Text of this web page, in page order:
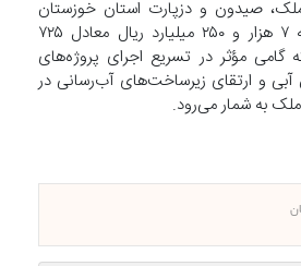
صیدون و دزپارت استان خوزستان
مجموع این اعتبارات به ۷ هزار و ۲۵۰ میلیارد ریال معادل ۷۲۵
گامی مؤثر در تسریع اجرای پروژه‌های
و ارتقای زیرساخت‌های آب‌رسانی در
به شمار می‌رود.